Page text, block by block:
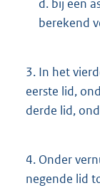
d. bij een
berekend
3. In het
eerste lid,
derde lid,
4. Onder
negende lid